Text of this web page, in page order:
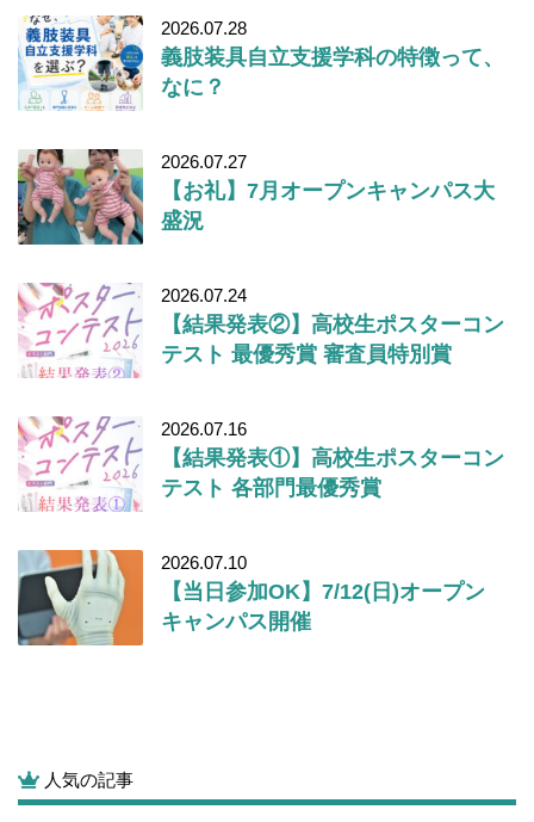
2026.07.28
義肢装具自立支援学科の特徴って、
なに？
2026.07.27
【お礼】7月オープンキャンパス大
盛況
2026.07.24
【結果発表②】高校生ポスターコン
テスト 最優秀賞 審査員特別賞
2026.07.16
【結果発表①】高校生ポスターコン
テスト 各部門最優秀賞
2026.07.10
【当日参加OK】7/12(日)オープン
キャンパス開催
人気の記事